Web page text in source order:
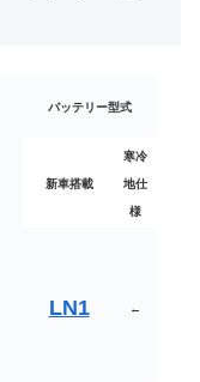
バッテリー型式
新車搭載
寒冷
地仕
様
LN1 ←